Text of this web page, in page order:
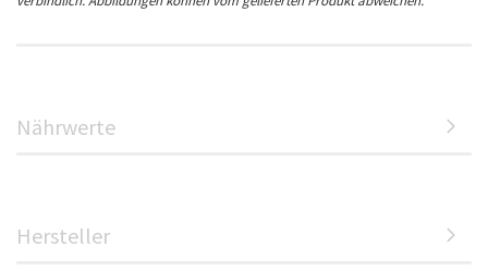
Nährwerte
Hersteller